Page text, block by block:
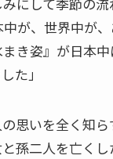
が、世界中が
き姿』が日本
た」
思いを全く知
孫二人を亡く